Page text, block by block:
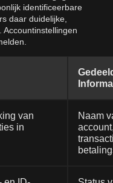
identificeerbare
daar duidelijke,
van
in
Naam